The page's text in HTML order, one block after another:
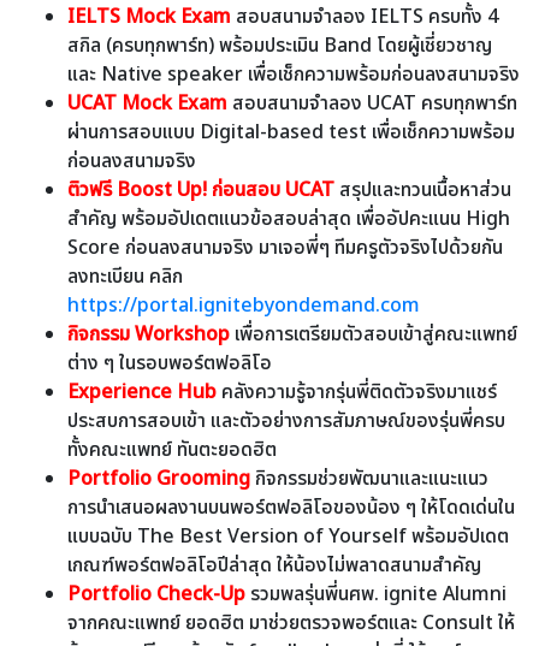
IELTS Mock Exam สอบสนามจำลอง IELTS ครบทั้ง 4
สกิล (ครบทุกพาร์ท) พร้อมประเมิน Band โดยผู้เชี่ยวชาญ
และ Native speaker เพื่อเช็กความพร้อมก่อนลงสนามจริง
UCAT Mock Exam สอบสนามจำลอง UCAT ครบทุกพาร์ท
ผ่านการสอบแบบ Digital-based test เพื่อเช็กความพร้อม
ก่อนลงสนามจริง
ติวฟรี Boost Up! ก่อนสอบ UCAT สรุปและทวนเนื้อหาส่วน
สำคัญ พร้อมอัปเดตแนวข้อสอบล่าสุด เพื่ออัปคะแนน High
Score ก่อนลงสนามจริง มาเจอพี่ๆ ทีมครูตัวจริงไปด้วยกัน
ลงทะเบียน คลิก
https://portal.ignitebyondemand.com
กิจกรรม Workshop เพื่อการเตรียมตัวสอบเข้าสู่คณะแพทย์
ต่าง ๆ ในรอบพอร์ตฟอลิโอ
Experience Hub คลังความรู้จากรุ่นพี่ติดตัวจริงมาแชร์
ประสบการสอบเข้า และตัวอย่างการสัมภาษณ์ของรุ่นพี่ครบ
ทั้งคณะแพทย์ ทันตะยอดฮิต
Portfolio Grooming กิจกรรมช่วยพัฒนาและแนะแนว
การนำเสนอผลงานบนพอร์ตฟอลิโอของน้อง ๆ ให้โดดเด่นใน
แบบฉบับ The Best Version of Yourself พร้อมอัปเดต
เกณฑ์พอร์ตฟอลิโอปีล่าสุด ให้น้องไม่พลาดสนามสำคัญ
Portfolio Check-Up รวมพลรุ่นพี่นศพ. ignite Alumni
จากคณะแพทย์ ยอดฮิต มาช่วยตรวจพอร์ตและ Consult ให้